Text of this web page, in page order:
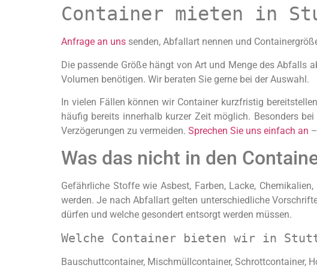
Container mieten in
Anfrage an uns senden, Abfallart nennen und
Die passende Größe hängt von Art und Menge des Abfalls
Volumen benötigen. Wir beraten Sie gerne bei der Auswahl.
In vielen Fällen können wir Container kurzfristig
häufig bereits innerhalb kurzer Zeit möglich. Besonders
Verzögerungen zu vermeiden. Sprechen Sie uns einfach an
Was das nicht in den
Gefährliche Stoffe wie Asbest, Farben, Lacke,
werden. Je nach Abfallart gelten unterschiedliche
dürfen und welche gesondert entsorgt werden müssen.
Welche Container bieten wir in
Bauschuttcontainer, Mischmüllcontainer, Schrottcontainer,